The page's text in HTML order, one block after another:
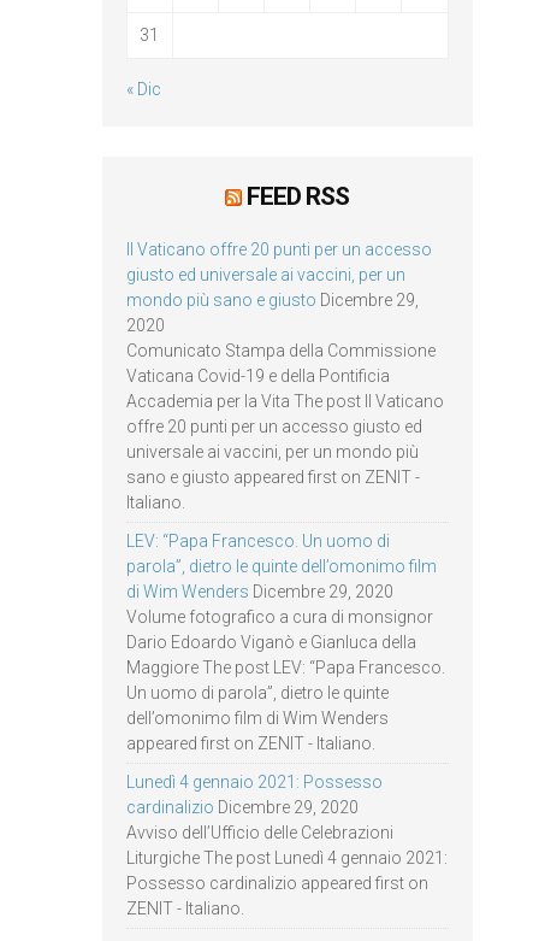
31
« Dic
FEED RSS
Il Vaticano offre 20 punti per un accesso
giusto ed universale ai vaccini, per un
mondo più sano e giusto Dicembre 29,
2020
Comunicato Stampa della Commissione
Vaticana Covid-19 e della Pontificia
Accademia per la Vita The post Il Vaticano
offre 20 punti per un accesso giusto ed
universale ai vaccini, per un mondo più
sano e giusto appeared first on ZENIT -
Italiano.
LEV: “Papa Francesco. Un uomo di
parola”, dietro le quinte dell’omonimo film
di Wim Wenders Dicembre 29, 2020
Volume fotografico a cura di monsignor
Dario Edoardo Viganò e Gianluca della
Maggiore The post LEV: “Papa Francesco.
Un uomo di parola”, dietro le quinte
dell’omonimo film di Wim Wenders
appeared first on ZENIT - Italiano.
Lunedì 4 gennaio 2021: Possesso
cardinalizio Dicembre 29, 2020
Avviso dell’Ufficio delle Celebrazioni
Liturgiche The post Lunedì 4 gennaio 2021:
Possesso cardinalizio appeared first on
ZENIT - Italiano.